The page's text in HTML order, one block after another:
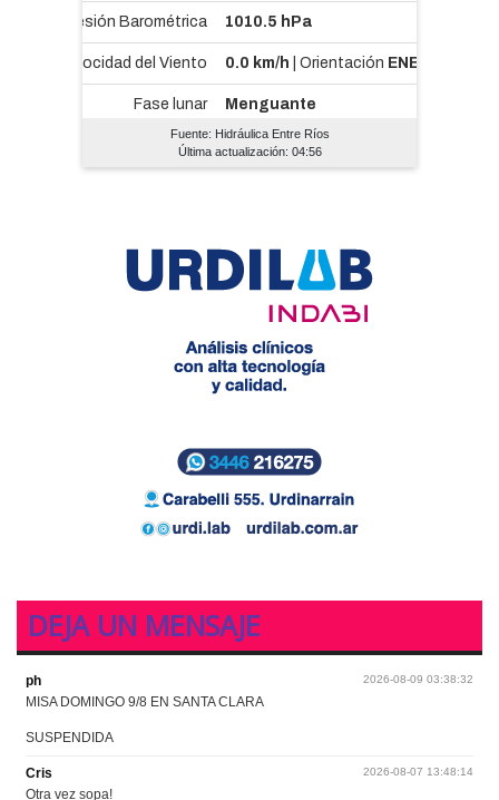
Fuente: Hidráulica Entre Ríos
Última actualización: 04:56
DEJA UN MENSAJE